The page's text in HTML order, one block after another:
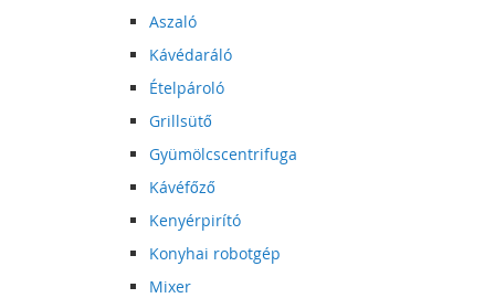
Aszaló
Kávédaráló
Ételpároló
Grillsütő
Gyümölcscentrifuga
Kávéfőző
Kenyérpirító
Konyhai robotgép
Mixer